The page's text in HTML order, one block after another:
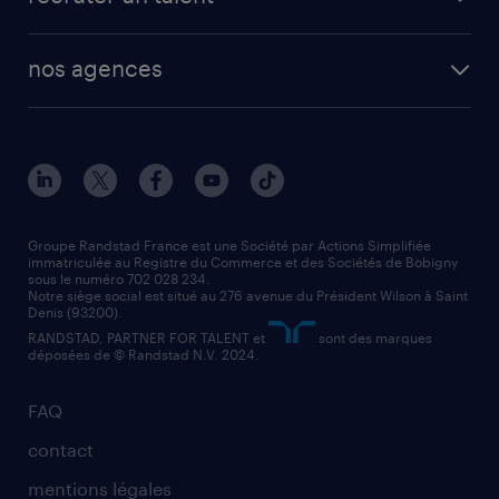
manutentionnaire
assistant administratif
comptable
solutions opérationnelles
contact entreprise
faq intérim / recrutement
nos agences
nos agences par ville
nos agences par région
nos cabinets de recrutement
FAQ
contact
mentions légales
Groupe Randstad France est une Société par Actions Simplifiée
immatriculée au Registre du Commerce et des Sociétés de Bobigny
sous le numéro 702 028 234.
Notre siège social est situé au 276 avenue du Président Wilson à Saint
Denis (93200).
RANDSTAD, PARTNER FOR TALENT et
sont des marques
déposées de © Randstad N.V. 2024.